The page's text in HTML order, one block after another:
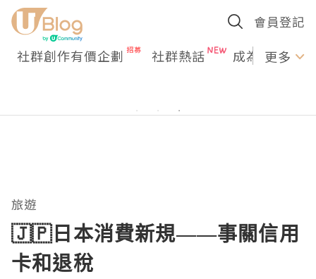
會員登記
社群創作有價企劃 社群熱話 成為U更多
旅遊
🇯🇵日本消費新規——事關信用
卡和退稅